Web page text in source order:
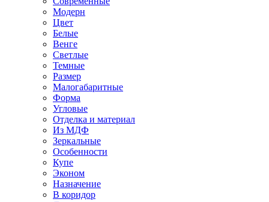
Модерн
Цвет
Белые
Венге
Светлые
Темные
Размер
Малогабаритные
Форма
Угловые
Отделка и материал
Из МДФ
Зеркальные
Особенности
Купе
Эконом
Назначение
В коридор